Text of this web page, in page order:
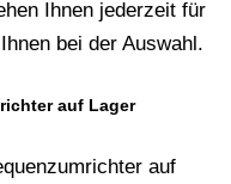
Ihnen jederzeit für
bei der Auswahl.
auf Lager
auf